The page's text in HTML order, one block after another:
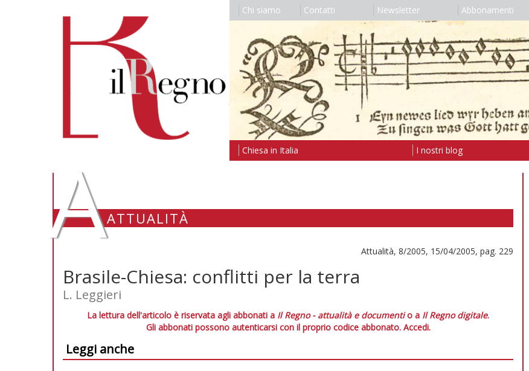
Chi siamo Contatti Newsletter Abbonamenti
Chiesa in Italia I nostri blog
AATTUALITÀ
Attualità, 8/2005, 15/04/2005, pag. 229
Brasile-Chiesa: conflitti per la terra
L. Leggieri
La lettura dell'articolo è riservata agli abbonati a Il Regno - attualità e documentio a Il Regno digitale.
Gli abbonati possono autenticarsi con il proprio codice abbonato. Accedi.
Leggi anche